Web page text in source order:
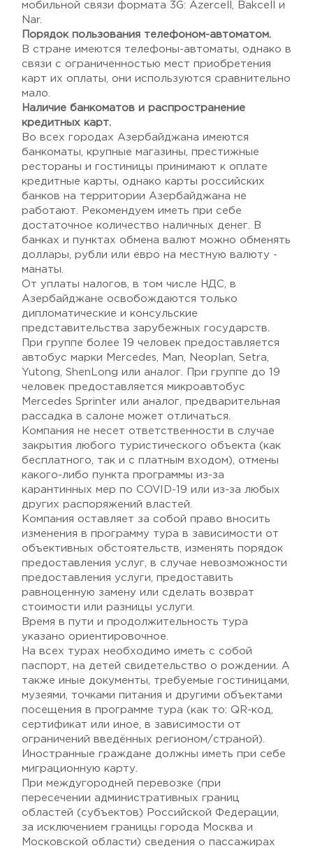
мобильной связи формата 3G: Azercell, Bakcell и
Nar.
Порядок пользования телефоном-автоматом.
В стране имеются телефоны-автоматы, однако в
связи с ограниченностью мест приобретения
карт их оплаты, они используются сравнительно
мало.
Наличие банкоматов и распространение
кредитных карт.
Во всех городах Азербайджана имеются
банкоматы, крупные магазины, престижные
рестораны и гостиницы принимают к оплате
кредитные карты, однако карты российских
банков на территории Азербайджана не
работают. Рекомендуем иметь при себе
достаточное количество наличных денег. В
банках и пунктах обмена валют можно обменять
доллары, рубли или евро на местную валюту -
манаты.
От уплаты налогов, в том числе НДС, в
Азербайджане освобождаются только
дипломатические и консульские
представительства зарубежных государств.
При группе более 19 человек предоставляется
автобус марки Mercedes, Man, Neoplan, Setra,
Yutong, ShenLong или аналог. При группе до 19
человек предоставляется микроавтобус
Mercedes Sprinter или аналог, предварительная
рассадка в салоне может отличаться.
Компания не несет ответственности в случае
закрытия любого туристического объекта (как
бесплатного, так и с платным входом), отмены
какого-либо пункта программы из-за
карантинных мер по COVID-19 или из-за любых
других распоряжений властей.
Компания оставляет за собой право вносить
изменения в программу тура в зависимости от
объективных обстоятельств, изменять порядок
предоставления услуг, в случае невозможности
предоставления услуги, предоставить
равноценную замену или сделать возврат
стоимости или разницы услуги.
Время в пути и продолжительность тура
указано ориентировочное.
На всех турах необходимо иметь с собой
паспорт, на детей свидетельство о рождении. А
также иные документы, требуемые гостиницами,
музеями, точками питания и другими объектами
посещения в программе тура (как то: QR-код,
сертификат или иное, в зависимости от
ограничений введённых регионом/страной).
Иностранные граждане должны иметь при себе
миграционную карту.
При междугородней перевозке (при
пересечении административных границ
областей (субъектов) Российской Федерации,
за исключением границы города Москва и
Московской области) сведения о пассажирах